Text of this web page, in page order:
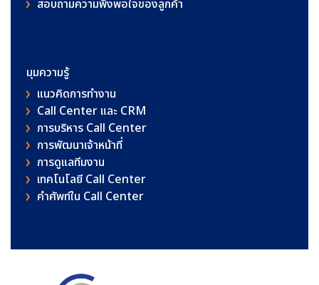
สอบถามความพึงพอใจของลูกค้า
มุมความรู้
แนวคิดการทำงาน
Call Center และ CRM
การบริหาร Call Center
การพัฒนาเจ้าหน้าที่
การดูแลทีมงาน
เทคโนโลยี Call Center
คําศัพท์ใน Call Center